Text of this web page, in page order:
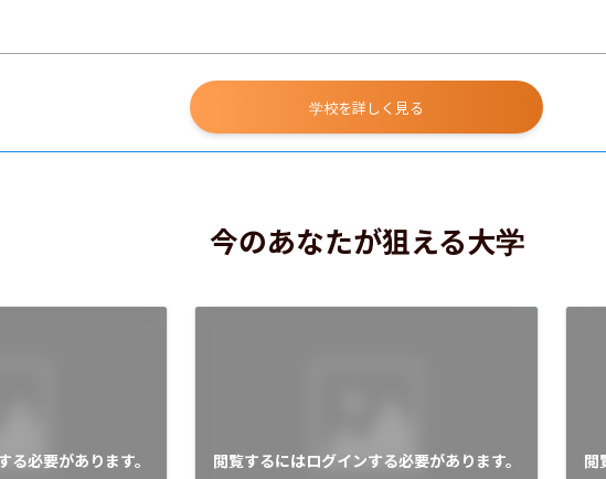
学校を詳しく見る
今のあなたが狙える大学
必要があります。 閲覧するにはログインする必要があります。 閲